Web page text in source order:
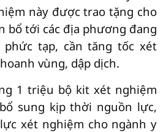
này được trao tặng cho
bổ tới các địa phương đang
tạp, cần tăng tốc xét
vùng, dập dịch.
1 triệu bộ kit xét nghiệm
sung kịp thời nguồn lực,
xét nghiệm cho ngành y